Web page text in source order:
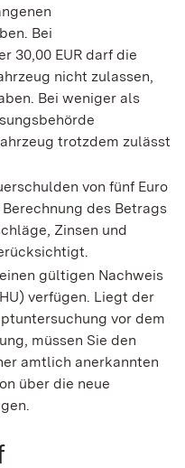
Bei
30,00 EUR darf die
nicht zulassen,
Bei weniger als
rde
trotzdem zulässt
von fünf Euro
Berechnung des Betrags
Zinsen und
rücksichtigt.
gültigen Nachweis
verfügen. Liegt der
vor dem
, müssen Sie den
amtlich anerkannten
über die neue